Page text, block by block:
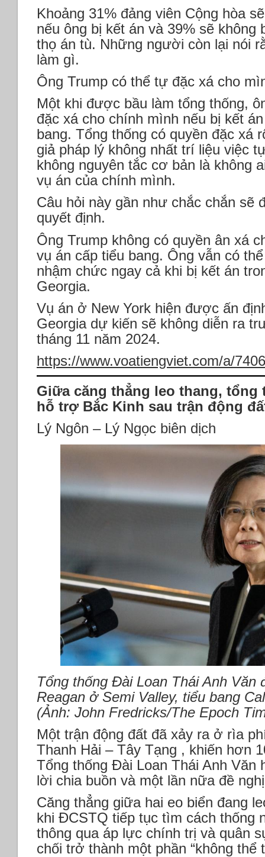
Khoảng 31% đảng viên Cộng hòa
nếu ông bị kết án và 39% sẽ không
thọ án tù. Những người còn lại nói
làm gì.
Ông Trump có thể tự đặc xá cho
Một khi được bầu làm tổng thống,
đặc xá cho chính mình nếu bị kết
bang. Tổng thống có quyền đặc xá
giả pháp lý không nhất trí liệu việc
không nguyên tắc cơ bản là không
vụ án của chính mình.
Câu hỏi này gần như chắc chắn sẽ
quyết định.
Ông Trump không có quyền ân xá
vụ án cấp tiểu bang. Ông vẫn có
nhậm chức ngay cả khi bị kết án
Georgia.
Vụ án ở New York hiện được ấn
Georgia dự kiến sẽ không diễn ra
tháng 11 năm 2024.
https://www.voatiengviet.com/a/
Giữa căng thẳng leo thang,
hỗ trợ Bắc Kinh sau trận động
Lý Ngôn – Lý Ngọc biên dịch
Tổng thống Đài Loan Thái Anh Văn
Reagan ở Semi Valley, tiểu bang
(Ảnh: John Fredricks/The Epoch
Một trận động đất đã xảy ra ở rìa
Thanh Hải – Tây Tạng , khiến hơn
Tổng thống Đài Loan Thái Anh Văn
lời chia buồn và một lần nữa đề
Căng thẳng giữa hai eo biển đang
khi ĐCSTQ tiếp tục tìm cách thống
thông qua áp lực chính trị và quân
chối trở thành một phần “không thể